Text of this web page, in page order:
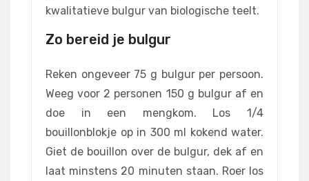
kwalitatieve bulgur van biologische teelt.
Zo bereid je bulgur
Reken ongeveer 75 g bulgur per persoon.
Weeg voor 2 personen 150 g bulgur af en
doe in een mengkom. Los 1/4
bouillonblokje op in 300 ml kokend water.
Giet de bouillon over de bulgur, dek af en
laat minstens 20 minuten staan. Roer los